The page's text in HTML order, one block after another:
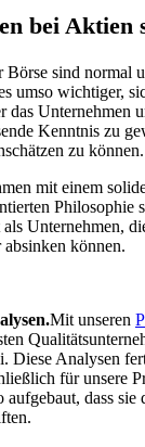
bei Aktien
sind normal
umso wichtiger,
das Unternehmen
Kenntnis zu
zu können.
mit einem
Philosophie
Unternehmen,
können.
Mit unseren
Diese Analysen
für unsere
dass sie